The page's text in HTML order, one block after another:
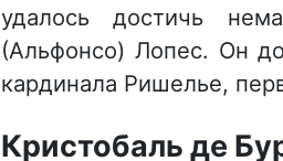
удалось достичь
(Альфонсо) Лопес. Он
кардинала Ришелье,
Кристобаль де